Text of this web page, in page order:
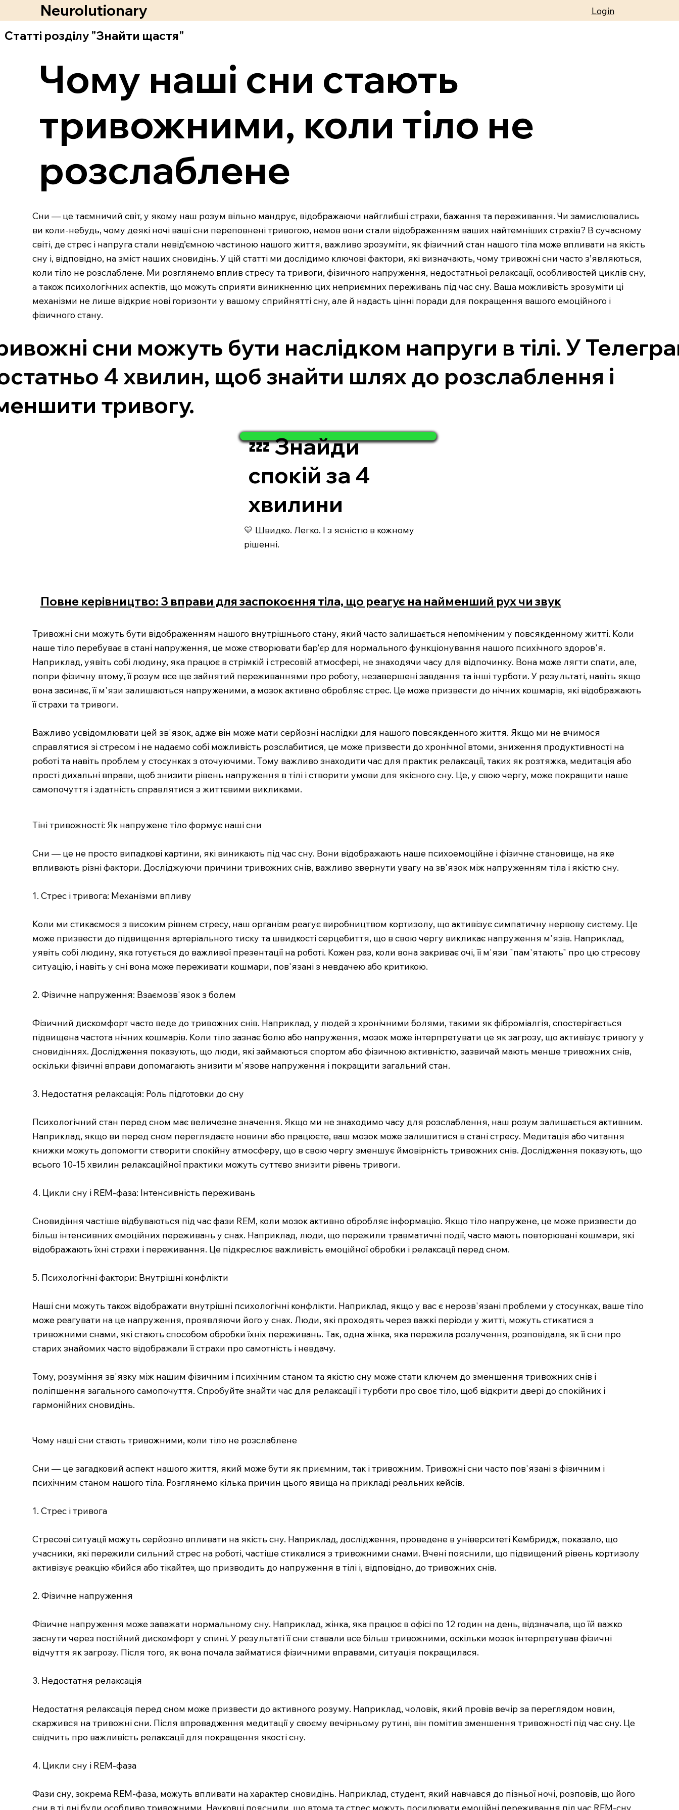
Neurolutionary Login
Статті розділу "Знайти щастя"
Чому наші сни стають
тривожними, коли тіло не
розслаблене
Сни — це таємничий світ, у якому наш розум вільно мандрує, відображаючи найглибші страхи, бажання та переживання. Чи замислювались
ви коли-небудь, чому деякі ночі ваші сни переповнені тривогою, немов вони стали відображенням ваших найтемніших страхів? В сучасному
світі, де стрес і напруга стали невід’ємною частиною нашого життя, важливо зрозуміти, як фізичний стан нашого тіла може впливати на якість
сну і, відповідно, на зміст наших сновидінь. У цій статті ми дослідимо ключові фактори, які визначають, чому тривожні сни часто з’являються,
коли тіло не розслаблене. Ми розглянемо вплив стресу та тривоги, фізичного напруження, недостатньої релаксації, особливостей циклів сну,
а також психологічних аспектів, що можуть сприяти виникненню цих неприємних переживань під час сну. Ваша можливість зрозуміти ці
механізми не лише відкриє нові горизонти у вашому сприйнятті сну, але й надасть цінні поради для покращення вашого емоційного і
фізичного стану.
сни можуть бути наслідком напруги в тілі. У
4 хвилин, щоб знайти шлях до розслаблення і
тривогу.
💤 Знайди
спокій за 4
хвилини
💛 Швидко. Легко. І з ясністю в кожному
рішенні.
Повне керівництво: 3 вправи для заспокоєння тіла, що реагує на найменший рух чи звук
Тривожні сни можуть бути відображенням нашого внутрішнього стану, який часто залишається непоміченим у повсякденному житті. Коли
наше тіло перебуває в стані напруження, це може створювати бар'єр для нормального функціонування нашого психічного здоров'я.
Наприклад, уявіть собі людину, яка працює в стрімкій і стресовій атмосфері, не знаходячи часу для відпочинку. Вона може лягти спати, але,
попри фізичну втому, її розум все ще зайнятий переживаннями про роботу, незавершені завдання та інші турботи. У результаті, навіть якщо
вона засинає, її м'язи залишаються напруженими, а мозок активно обробляє стрес. Це може призвести до нічних кошмарів, які відображають
її страхи та тривоги.
Важливо усвідомлювати цей зв'язок, адже він може мати серйозні наслідки для нашого повсякденного життя. Якщо ми не вчимося
справлятися зі стресом і не надаємо собі можливість розслабитися, це може призвести до хронічної втоми, зниження продуктивності на
роботі та навіть проблем у стосунках з оточуючими. Тому важливо знаходити час для практик релаксації, таких як розтяжка, медитація або
прості дихальні вправи, щоб знизити рівень напруження в тілі і створити умови для якісного сну. Це, у свою чергу, може покращити наше
самопочуття і здатність справлятися з життєвими викликами.
Тіні тривожності: Як напружене тіло формує наші сни
Сни — це не просто випадкові картини, які виникають під час сну. Вони відображають наше психоемоційне і фізичне становище, на яке
впливають різні фактори. Досліджуючи причини тривожних снів, важливо звернути увагу на зв'язок між напруженням тіла і якістю сну.
1. Стрес і тривога: Механізми впливу
Коли ми стикаємося з високим рівнем стресу, наш організм реагує виробництвом кортизолу, що активізує симпатичну нервову систему. Це
може призвести до підвищення артеріального тиску та швидкості серцебиття, що в свою чергу викликає напруження м'язів. Наприклад,
уявіть собі людину, яка готується до важливої презентації на роботі. Кожен раз, коли вона закриває очі, її м'язи "пам'ятають" про цю стресову
ситуацію, і навіть у сні вона може переживати кошмари, пов'язані з невдачею або критикою.
2. Фізичне напруження: Взаємозв'язок з болем
Фізичний дискомфорт часто веде до тривожних снів. Наприклад, у людей з хронічними болями, такими як фіброміалгія, спостерігається
підвищена частота нічних кошмарів. Коли тіло зазнає болю або напруження, мозок може інтерпретувати це як загрозу, що активізує тривогу у
сновидіннях. Дослідження показують, що люди, які займаються спортом або фізичною активністю, зазвичай мають менше тривожних снів,
оскільки фізичні вправи допомагають знизити м'язове напруження і покращити загальний стан.
3. Недостатня релаксація: Роль підготовки до сну
Психологічний стан перед сном має величезне значення. Якщо ми не знаходимо часу для розслаблення, наш розум залишається активним.
Наприклад, якщо ви перед сном переглядаєте новини або працюєте, ваш мозок може залишитися в стані стресу. Медитація або читання
книжки можуть допомогти створити спокійну атмосферу, що в свою чергу зменшує ймовірність тривожних снів. Дослідження показують, що
всього 10-15 хвилин релаксаційної практики можуть суттєво знизити рівень тривоги.
4. Цикли сну і REM-фаза: Інтенсивність переживань
Сновидіння частіше відбуваються під час фази REM, коли мозок активно обробляє інформацію. Якщо тіло напружене, це може призвести до
більш інтенсивних емоційних переживань у снах. Наприклад, люди, що пережили травматичні події, часто мають повторювані кошмари, які
відображають їхні страхи і переживання. Це підкреслює важливість емоційної обробки і релаксації перед сном.
5. Психологічні фактори: Внутрішні конфлікти
Наші сни можуть також відображати внутрішні психологічні конфлікти. Наприклад, якщо у вас є нерозв'язані проблеми у стосунках, ваше тіло
може реагувати на це напруження, проявляючи його у снах. Люди, які проходять через важкі періоди у житті, можуть стикатися з
тривожними снами, які стають способом обробки їхніх переживань. Так, одна жінка, яка пережила розлучення, розповідала, як її сни про
старих знайомих часто відображали її страхи про самотність і невдачу.
Тому, розуміння зв'язку між нашим фізичним і психічним станом та якістю сну може стати ключем до зменшення тривожних снів і
поліпшення загального самопочуття. Спробуйте знайти час для релаксації і турботи про своє тіло, щоб відкрити двері до спокійних і
гармонійних сновидінь.
Чому наші сни стають тривожними, коли тіло не розслаблене
Сни — це загадковий аспект нашого життя, який може бути як приємним, так і тривожним. Тривожні сни часто пов'язані з фізичним і
психічним станом нашого тіла. Розглянемо кілька причин цього явища на прикладі реальних кейсів.
1. Стрес і тривога
Стресові ситуації можуть серйозно впливати на якість сну. Наприклад, дослідження, проведене в університеті Кембридж, показало, що
учасники, які пережили сильний стрес на роботі, частіше стикалися з тривожними снами. Вчені пояснили, що підвищений рівень кортизолу
активізує реакцію «бийся або тікайте», що призводить до напруження в тілі і, відповідно, до тривожних снів.
2. Фізичне напруження
Фізичне напруження може заважати нормальному сну. Наприклад, жінка, яка працює в офісі по 12 годин на день, відзначала, що їй важко
заснути через постійний дискомфорт у спині. У результаті її сни ставали все більш тривожними, оскільки мозок інтерпретував фізичні
відчуття як загрозу. Після того, як вона почала займатися фізичними вправами, ситуація покращилася.
3. Недостатня релаксація
Недостатня релаксація перед сном може призвести до активного розуму. Наприклад, чоловік, який провів вечір за переглядом новин,
скаржився на тривожні сни. Після впровадження медитації у своєму вечірньому рутині, він помітив зменшення тривожності під час сну. Це
свідчить про важливість релаксації для покращення якості сну.
4. Цикли сну і REM-фаза
Фази сну, зокрема REM-фаза, можуть впливати на характер сновидінь. Наприклад, студент, який навчався до пізньої ночі, розповів, що його
сни в ті дні були особливо тривожними. Науковці пояснили, що втома та стрес можуть посилювати емоційні переживання під час REM-сну,